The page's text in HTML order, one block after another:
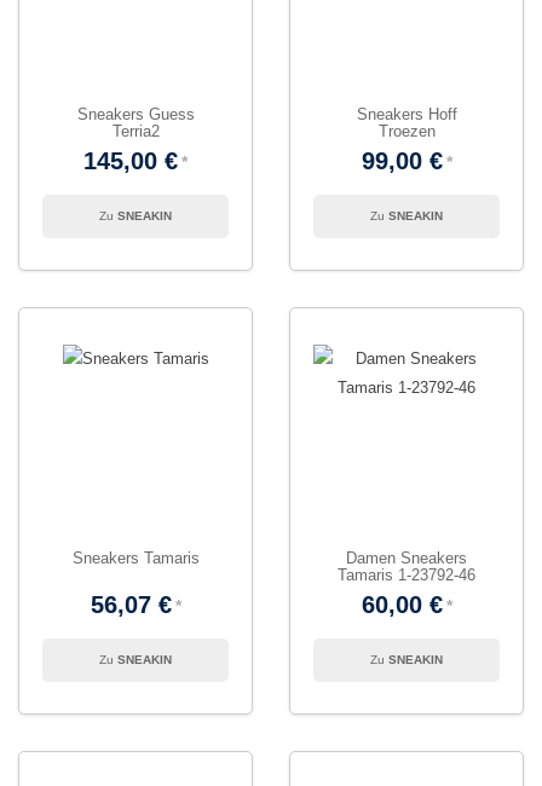
Sneakers Guess
Terria2
145,00 €
SNEAKIN
Sneakers Hoff
Troezen
99,00 €
SNEAKIN
Sneakers Tamaris
56,07 €
SNEAKIN
Damen Sneakers
Tamaris 1-23792-46
60,00 €
SNEAKIN